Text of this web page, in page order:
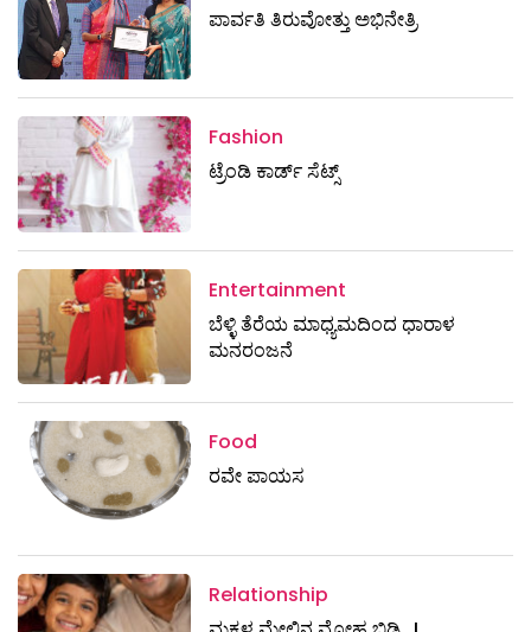
ಪಾರ್ವತಿ ತಿರುವೋತ್ತು ಅಭಿನೇತ್ರಿ
Fashion
ಟ್ರೆಂಡಿ ಕಾರ್ಡ್‌ ಸೆಟ್ಸ್
Entertainment
ಬೆಳ್ಳಿ ತೆರೆಯ ಮಾಧ್ಯಮದಿಂದ ಧಾರಾಳ
ಮನರಂಜನೆ
Food
ರವೇ ಪಾಯಸ
Relationship